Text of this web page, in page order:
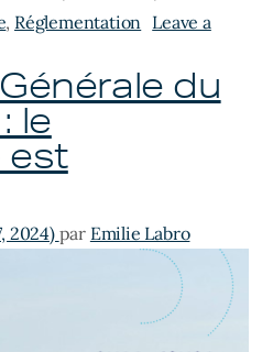
, Réglementation Leave a
et ses adhérents sont
du
le
est
2024) par Emilie Labro